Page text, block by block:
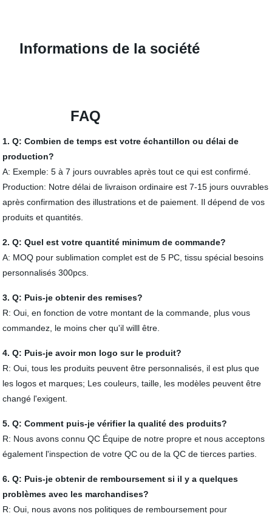
Informations de la société
FAQ
1. Q: Combien de temps est votre échantillon ou délai de
production?
A: Exemple: 5 à 7 jours ouvrables après tout ce qui est confirmé.
Production: Notre délai de livraison ordinaire est 7-15 jours ouvrables
après confirmation des illustrations et de paiement. Il dépend de vos
produits et quantités.
2. Q: Quel est votre quantité minimum de commande?
A: MOQ pour sublimation complet est de 5 PC, tissu spécial besoins
personnalisés 300pcs.
3. Q: Puis-je obtenir des remises?
R: Oui, en fonction de votre montant de la commande, plus vous
commandez, le moins cher qu'il willl être.
4. Q: Puis-je avoir mon logo sur le produit?
R: Oui, tous les produits peuvent être personnalisés, il est plus que
les logos et marques; Les couleurs, taille, les modèles peuvent être
changé l'exigent.
5. Q: Comment puis-je vérifier la qualité des produits?
R: Nous avons connu QC Équipe de notre propre et nous acceptons
également l'inspection de votre QC ou de la QC de tierces parties.
6. Q: Puis-je obtenir de remboursement si il y a quelques
problèmes avec les marchandises?
R: Oui, nous avons nos politiques de remboursement pour